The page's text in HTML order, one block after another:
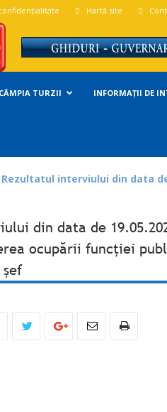
Hartă site
TURZII INFORMAȚII DE
Rezultatul interviului din data
din data de
ocupării funcţiei